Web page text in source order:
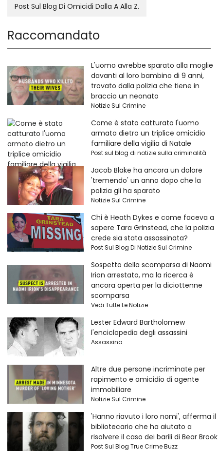
Post Sul Blog Di Omicidi Dalla A Alla Z.
Raccomandato
L'uomo avrebbe sparato alla moglie
davanti al loro bambino di 9 anni,
trovato dalla polizia che tiene in
braccio un neonato
Notizie Sul Crimine
Come è stato catturato l'uomo
armato dietro un triplice omicidio
familiare della vigilia di Natale
Post sul blog di notizie sulla criminalità
Jacob Blake ha ancora un dolore
'tremendo' un anno dopo che la
polizia gli ha sparato
Notizie Sul Crimine
Chi è Heath Dykes e come faceva a
sapere Tara Grinstead, che la polizia
crede sia stata assassinata?
Post Sul Blog Di Notizie Sul Crimine
Sospetto della scomparsa di Naomi
Irion arrestato, ma la ricerca è
ancora aperta per la diciottenne
scomparsa
Vedi Tutte Le Notizie
Lester Edward Bartholomew
l'enciclopedia degli assassini
Assassino
Altre due persone incriminate per
rapimento e omicidio di agente
immobiliare
Notizie Sul Crimine
'Hanno riavuto i loro nomi', afferma il
bibliotecario che ha aiutato a
risolvere il caso dei barili di Bear Brook
Post Sul Blog True Crime Buzz